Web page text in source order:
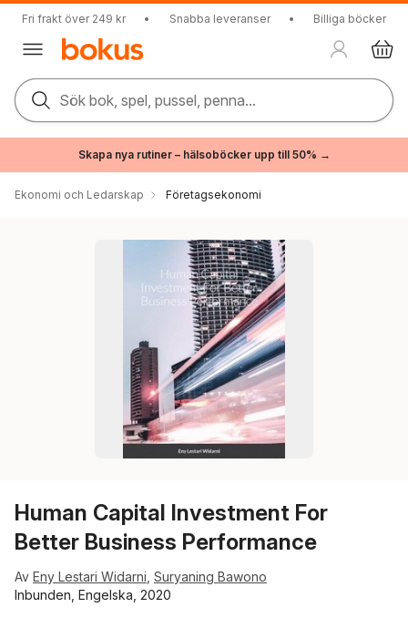
Fri frakt över 249 kr • Snabba leveranser • Billiga böcker
Sök bok, spel, pussel, penna...
Skapa nya rutiner – hälsoböcker upp till 50% →
Ekonomi och Ledarskap Företagsekonomi
Human Capital Investment For
Better Business Performance
Av Eny Lestari Widarni Suryaning Bawono
Inbunden, Engelska, 2020